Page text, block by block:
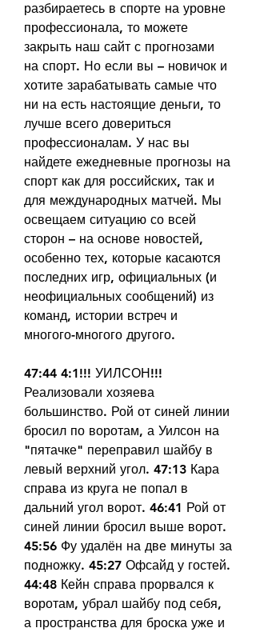
разбираетесь в спорте на уровне
профессионала, то можете
закрыть наш сайт с прогнозами
на спорт. Но если вы – новичок и
хотите зарабатывать самые что
ни на есть настоящие деньги, то
лучше всего довериться
профессионалам. У нас вы
найдете ежедневные прогнозы на
спорт как для российских, так и
для международных матчей. Мы
освещаем ситуацию со всей
сторон – на основе новостей,
особенно тех, которые касаются
последних игр, официальных (и
неофициальных сообщений) из
команд, истории встреч и
многого-многого другого.
47:44 4:1!!! УИЛСОН!!!
Реализовали хозяева
большинство. Рой от синей линии
бросил по воротам, а Уилсон на
"пятачке" переправил шайбу в
левый верхний угол. 47:13 Кара
справа из круга не попал в
дальний угол ворот. 46:41 Рой от
синей линии бросил выше ворот.
45:56 Фу удалён на две минуты за
подножку. 45:27 Офсайд у гостей.
44:48 Кейн справа прорвался к
воротам, убрал шайбу под себя,
а пространства для броска уже и